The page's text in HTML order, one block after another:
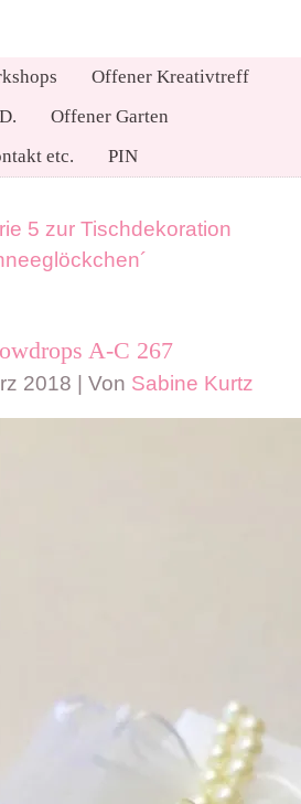
Offener Kreativtreff
Offener Garten
etc. PIN
5 zur Tischdekoration
A-C 267
2018 Von Sabine Kurtz